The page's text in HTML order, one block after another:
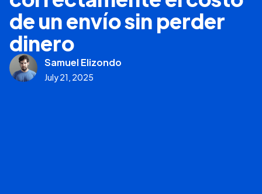
de un envío sin perder
dinero
Samuel Elizondo
July 21, 2025